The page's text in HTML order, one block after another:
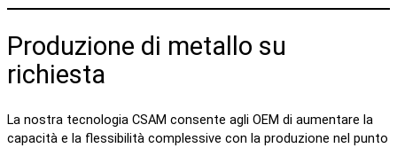
Produzione di metallo su
richiesta
La nostra tecnologia CSAM consente agli OEM di aumentare la
capacità e la flessibilità complessive con la produzione nel punto